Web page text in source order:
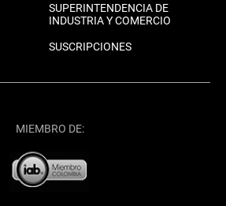
SUPERINTENDENCIA DE
INDUSTRIA Y COMERCIO
SUSCRIPCIONES
MIEMBRO DE: